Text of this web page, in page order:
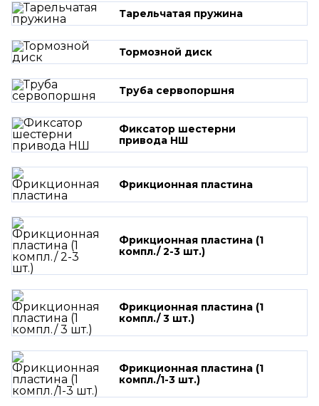
Тарельчатая пружина
Тормозной диск
Труба сервопоршня
Фиксатор шестерни
привода НШ
Фрикционная пластина
Фрикционная пластина (1
компл./ 2-3 шт.)
Фрикционная пластина (1
компл./ 3 шт.)
Фрикционная пластина (1
компл./1-3 шт.)